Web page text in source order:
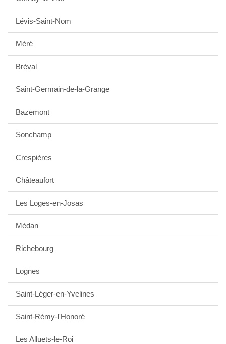
Lévis-Saint-Nom
Méré
Bréval
Saint-Germain-de-la-Grange
Bazemont
Sonchamp
Crespières
Châteaufort
Les Loges-en-Josas
Médan
Richebourg
Lognes
Saint-Léger-en-Yvelines
Saint-Rémy-l'Honoré
Les Alluets-le-Roi